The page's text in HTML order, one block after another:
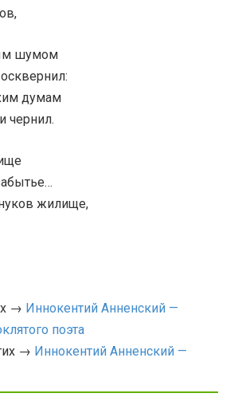
шумом
думам
чернил.
жилище,
→ Иннокентий Анненский —
поэта
→ Иннокентий Анненский —